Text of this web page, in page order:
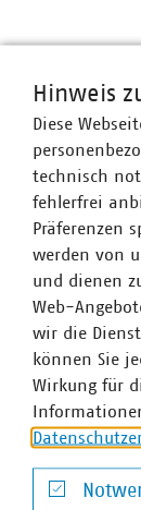
VKU-
Hinweis
Diese
technisch
fehlerfrei
Präferenzen
werden von
und dienen
Web-
wir die
können Sie
Wirkung für